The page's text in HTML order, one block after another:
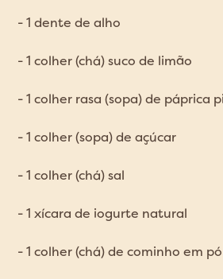
- 1 dente de alho
- 1 colher (chá) suco de limão
- 1 colher rasa (sopa) de páprica
- 1 colher (sopa) de açúcar
- 1 colher (chá) sal
- 1 xícara de iogurte natural
- 1 colher (chá) de cominho em pó